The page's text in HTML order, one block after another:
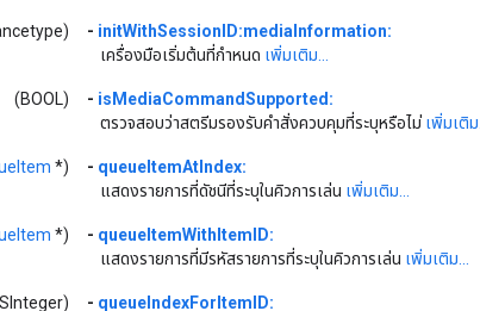
- initWithSessionID:mediaInformation:
เครื่องมือเริ่มต้นที่กำหนด เพิ่มเติม...
(BOOL) - isMediaCommandSupported:
ตรวจสอบว่าสตรีมรองรับคำสั่งควบคุมที่ระบุหรือไม่ เพิ่มเติม
*) - queueItemAtIndex:
แสดงรายการที่ดัชนีที่ระบุในคิวการเล่น เพิ่มเติม...
*) - queueItemWithItemID:
แสดงรายการที่มีรหัสรายการที่ระบุในคิวการเล่น เพิ่มเติม...
- queueIndexForItemID: